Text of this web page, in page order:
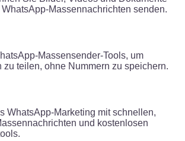
Massennachrichten senden.
Massensender-Tools, um
zu teilen, ohne Nummern zu speichern.
WhatsApp-Marketing mit schnellen,
und kostenlosen